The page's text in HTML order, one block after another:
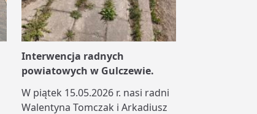
Interwencja radnych
powiatowych w Gulczewie.
W piątek 15.05.2026 r. nasi radni
Walentyna Tomczak i Arkadiusz